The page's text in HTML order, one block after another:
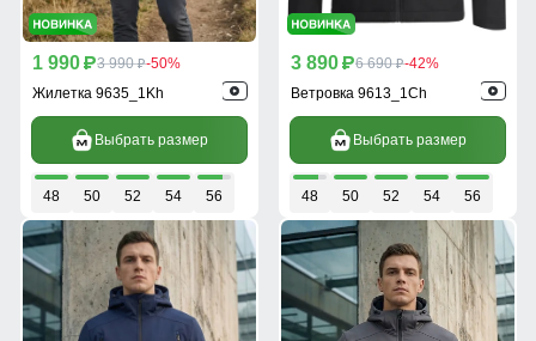
1 990 p3 990 p-50%
Жилетка 9635_1Kh
Выбрать размер
48 50 52 54 56
3 890 p6 690 p-42%
Ветровка 9613_1Ch
Выбрать размер
48 50 52 54 56